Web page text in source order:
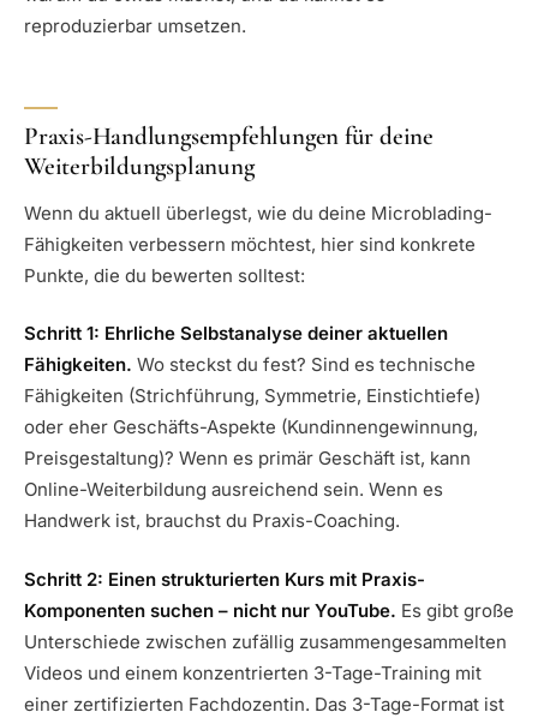
reproduzierbar umsetzen.
Praxis-Handlungsempfehlungen für deine
Weiterbildungsplanung
Wenn du aktuell überlegst, wie du deine Microblading-
Fähigkeiten verbessern möchtest, hier sind konkrete
Punkte, die du bewerten solltest:
Schritt 1: Ehrliche Selbstanalyse deiner aktuellen
Fähigkeiten. Wo steckst du fest? Sind es technische
Fähigkeiten (Strichführung, Symmetrie, Einstichtiefe)
oder eher Geschäfts-Aspekte (Kundinnengewinnung,
Preisgestaltung)? Wenn es primär Geschäft ist, kann
Online-Weiterbildung ausreichend sein. Wenn es
Handwerk ist, brauchst du Praxis-Coaching.
Schritt 2: Einen strukturierten Kurs mit Praxis-
Komponenten suchen – nicht nur YouTube. Es gibt große
Unterschiede zwischen zufällig zusammengesammelten
Videos und einem konzentrierten 3-Tage-Training mit
einer zertifizierten Fachdozentin. Das 3-Tage-Format ist